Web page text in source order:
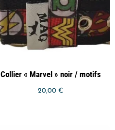
Collier « Marvel » noir / motifs
20,00€